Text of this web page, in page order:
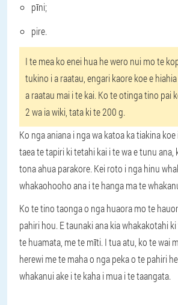
pīni;
pire.
I te mea ko enei hua he wero nui mo te
tukino i a raatau, engari kaore koe e
a raatau mai i te kai. Ko te otinga tino pai
2 wa ia wiki, tata ki te 200 g.
Ko nga aniana i nga wa katoa ka tiakina
taea te tapiri ki tetahi kai i te wa e tunu ana,
tona ahua parakore. Kei roto i nga hinu
whakaohooho ana i te hanga ma te
Ko te tino taonga o nga huaora mo te
pahiri hou. E taunaki ana kia whakakotahi
te huamata, me te mīti. I tua atu, ko te wai
herewi me te maha o nga peka o te pahiri
whakanui ake i te kaha i mua i te taangata.